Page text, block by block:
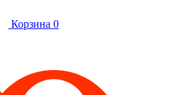
Корзина 0